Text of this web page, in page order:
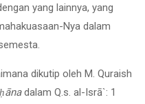
yang lainnya, yang
Nya dalam
dikutip oleh M. Quraish
ḥānadalam Q.s. al-Isrā`: 1